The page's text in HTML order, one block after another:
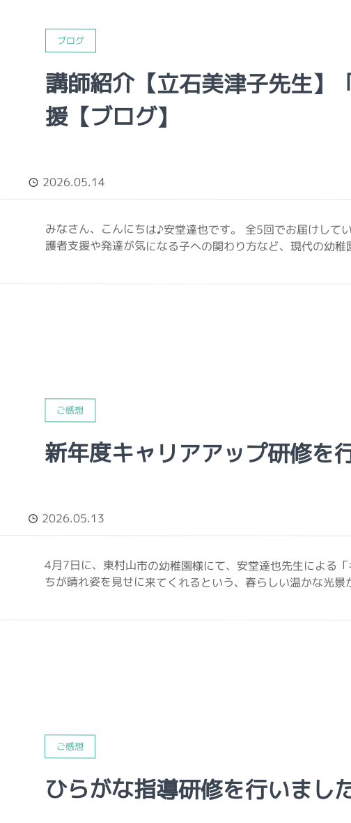
ブログ
講師紹介【立石美津子先生】
援【ブログ】
2026.05.14
みなさん、こんにちは♪安堂達也です。 全5回でお届けして
護者支援や発達が気になる子への関わり方など、現代の幼
ご感想
新年度キャリアアップ研修を
2026.05.13
4月7日に、東村山市の幼稚園様にて、安堂達也先生による
ちが晴れ姿を見せに来てくれるという、春らしい温かな光
ご感想
ひらがな指導研修を行いました